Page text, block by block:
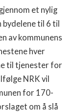
et nylig
til 6 til
av kommunens
hver
til tjenester for
NRK vil
for 170-
om å slå